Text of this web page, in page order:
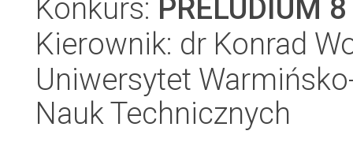
Konkurs: PRELUDIUM 8
Kierownik: dr Konrad
Uniwersytet
Nauk Technicznych